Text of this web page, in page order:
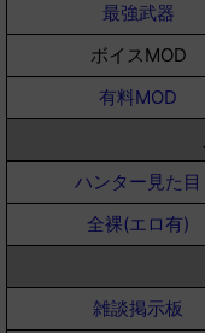
最強武器
ボイスMOD
有料MOD
ハンター見た目
全裸(エロ有)
雑談掲示板